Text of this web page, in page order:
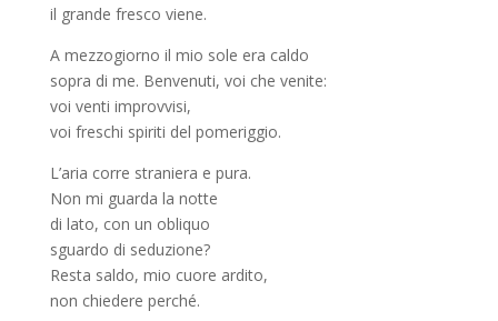
il grande fresco viene.
A mezzogiorno il mio sole era caldo
sopra di me. Benvenuti, voi che venite:
voi venti improvvisi,
voi freschi spiriti del pomeriggio.
L’aria corre straniera e pura.
Non mi guarda la notte
di lato, con un obliquo
sguardo di seduzione?
Resta saldo, mio cuore ardito,
non chiedere perché.